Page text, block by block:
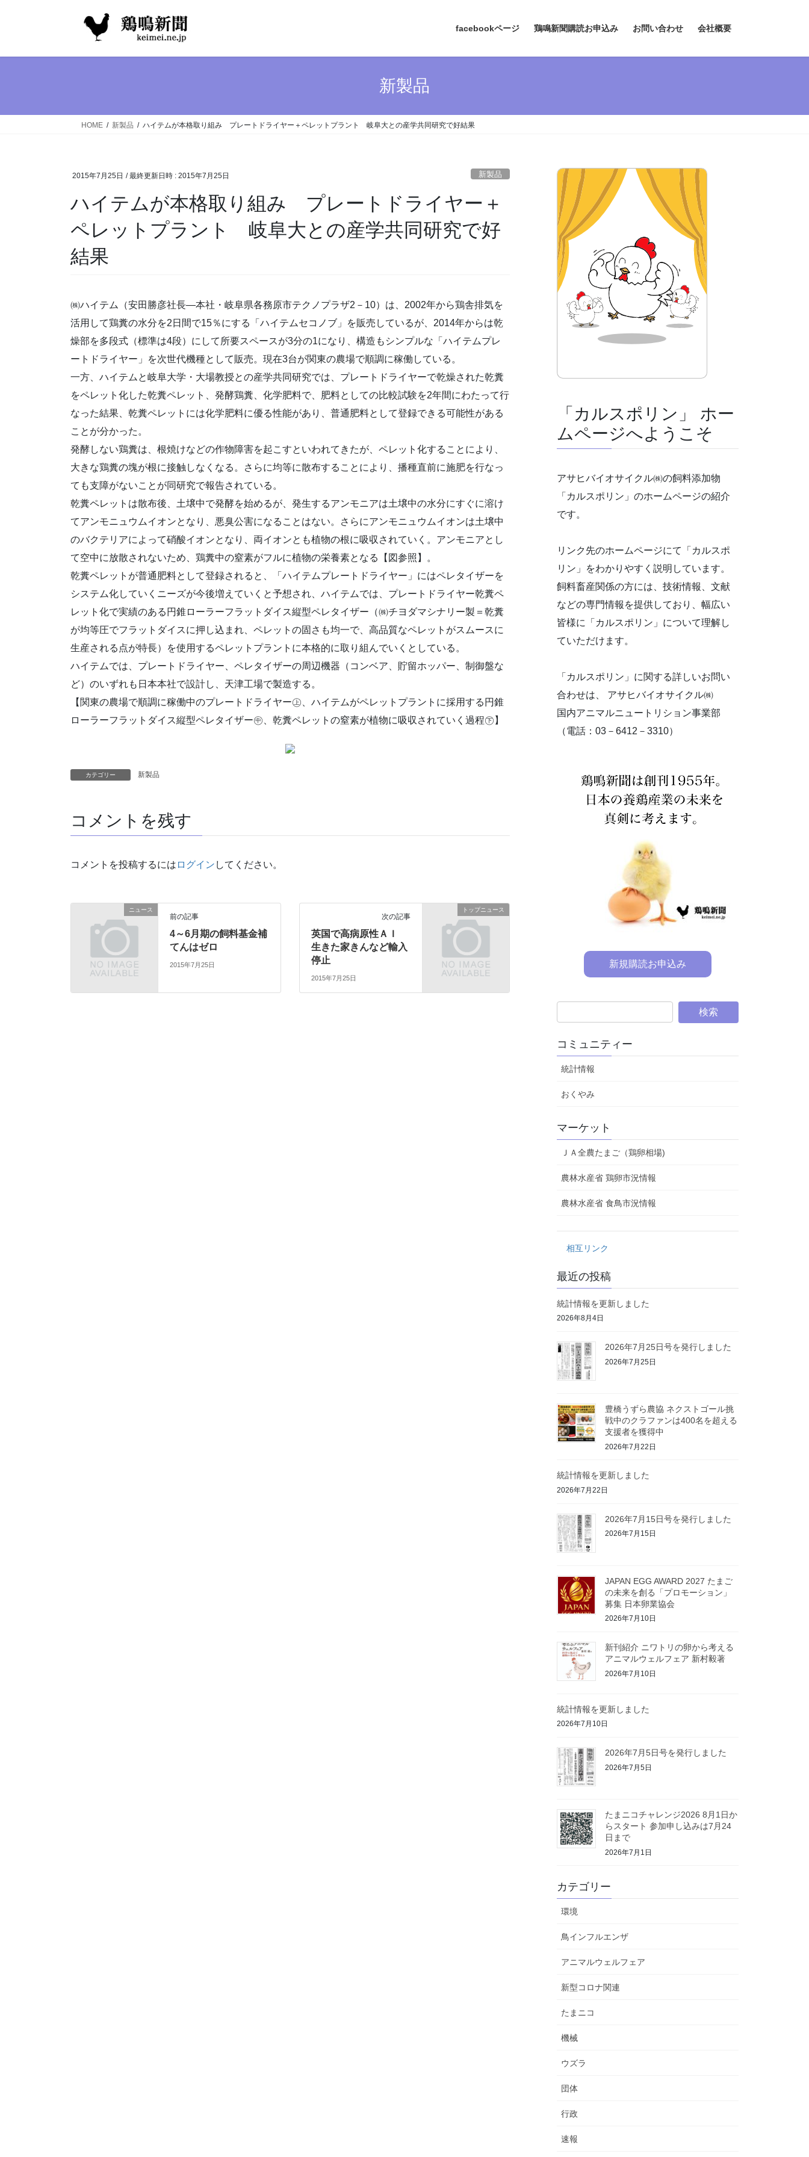
facebookページ 鶏鳴新聞購読お申込み お問い合わせ 会社概要
新製品
HOME 新製品 ハイテムが本格取り組み プレートドライヤー＋ペレットプラント 岐阜大との産学共同研究で好結果
2015年7月25日 / 最終更新日時 : 2015年7月25日 新製品
ハイテムが本格取り組み プレートドライヤー＋
ペレットプラント 岐阜大との産学共同研究で好
結果
㈱ハイテム（安田勝彦社長―本社・岐阜県各務原市テクノプラザ2－10）は、2002年から鶏舎排気を
活用して鶏糞の水分を2日間で15％にする「ハイテムセコノブ」を販売しているが、2014年からは乾
燥部を多段式（標準は4段）にして所要スペースが3分の1になり、構造もシンプルな「ハイテムプレ
ートドライヤー」を次世代機種として販売。現在3台が関東の農場で順調に稼働している。
一方、ハイテムと岐阜大学・大場教授との産学共同研究では、プレートドライヤーで乾燥された乾糞
をペレット化した乾糞ペレット、発酵鶏糞、化学肥料で、肥料としての比較試験を2年間にわたって行
なった結果、乾糞ペレットには化学肥料に優る性能があり、普通肥料として登録できる可能性がある
ことが分かった。
発酵しない鶏糞は、根焼けなどの作物障害を起こすといわれてきたが、ペレット化することにより、
大きな鶏糞の塊が根に接触しなくなる。さらに均等に散布することにより、播種直前に施肥を行なっ
ても支障がないことが同研究で報告されている。
乾糞ペレットは散布後、土壌中で発酵を始めるが、発生するアンモニアは土壌中の水分にすぐに溶け
てアンモニュウムイオンとなり、悪臭公害になることはない。さらにアンモニュウムイオンは土壌中
のバクテリアによって硝酸イオンとなり、両イオンとも植物の根に吸収されていく。アンモニアとし
て空中に放散されないため、鶏糞中の窒素がフルに植物の栄養素となる【図参照】。
乾糞ペレットが普通肥料として登録されると、「ハイテムプレートドライヤー」にはペレタイザーを
システム化していくニーズが今後増えていくと予想され、ハイテムでは、プレートドライヤー乾糞ペ
レット化で実績のある円錐ローラーフラットダイス縦型ペレタイザー（㈱チヨダマシナリー製＝乾糞
が均等圧でフラットダイスに押し込まれ、ペレットの固さも均一で、高品質なペレットがスムースに
生産される点が特長）を使用するペレットプラントに本格的に取り組んでいくとしている。
ハイテムでは、プレートドライヤー、ペレタイザーの周辺機器（コンベア、貯留ホッパー、制御盤な
ど）のいずれも日本本社で設計し、天津工場で製造する。
【関東の農場で順調に稼働中のプレートドライヤー㊤、ハイテムがペレットプラントに採用する円錐
ローラーフラットダイス縦型ペレタイザー㊥、乾糞ペレットの窒素が植物に吸収されていく過程㊦】
カテゴリー 新製品
コメントを残す
コメントを投稿するには ログイン してください。
ニュース
前の記事
4～6月期の飼料基金補
てんはゼロ
2015年7月25日
トップニュース
次の記事
英国で高病原性ＡＩ
生きた家きんなど輸入
停止
2015年7月25日
「カルスポリン」 ホー
ムページへようこそ
アサヒバイオサイクル㈱の飼料添加物
「カルスポリン」のホームページの紹介
です。
リンク先のホームページにて「カルスポ
リン」をわかりやすく説明しています。
飼料畜産関係の方には、技術情報、文献
などの専門情報を提供しており、幅広い
皆様に「カルスポリン」について理解し
ていただけます。
「カルスポリン」に関する詳しいお問い
合わせは、 アサヒバイオサイクル㈱
国内アニマルニュートリション事業部
（電話：03－6412－3310）
新規購読お申込み
コミュニティー
統計情報
おくやみ
マーケット
ＪＡ全農たまご（鶏卵相場)
農林水産省 鶏卵市況情報
農林水産省 食鳥市況情報
相互リンク
最近の投稿
統計情報を更新しました
2026年8月4日
2026年7月25日号を発行しました
2026年7月25日
豊橋うずら農協 ネクストゴール挑
戦中のクラファンは400名を超える
支援者を獲得中
2026年7月22日
統計情報を更新しました
2026年7月22日
2026年7月15日号を発行しました
2026年7月15日
JAPAN EGG AWARD 2027 たまご
の未来を創る「プロモーション」
募集 日本卵業協会
2026年7月10日
新刊紹介 ニワトリの卵から考える
アニマルウェルフェア 新村毅著
2026年7月10日
統計情報を更新しました
2026年7月10日
2026年7月5日号を発行しました
2026年7月5日
たまニコチャレンジ2026 8月1日か
らスタート 参加申し込みは7月24
日まで
2026年7月1日
カテゴリー
環境
鳥インフルエンザ
アニマルウェルフェア
新型コロナ関連
たまニコ
機械
ウズラ
団体
行政
速報